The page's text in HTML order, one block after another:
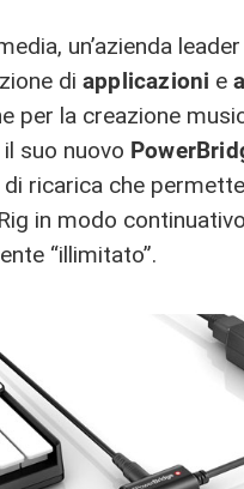
un’azienda leader
di applicazioni e
per la creazione
suo nuovo
ricarica che
in modo
“illimitato”.